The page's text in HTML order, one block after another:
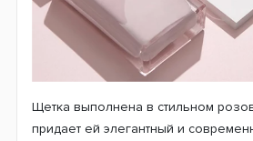
Щетка выполнена в стильном
придает ей элегантный и